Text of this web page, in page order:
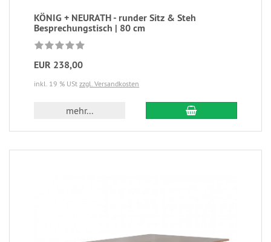
KÖNIG + NEURATH - runder Sitz & Steh
Besprechungstisch | 80 cm
EUR 238,00
inkl. 19 % USt zzgl. Versandkosten
mehr...